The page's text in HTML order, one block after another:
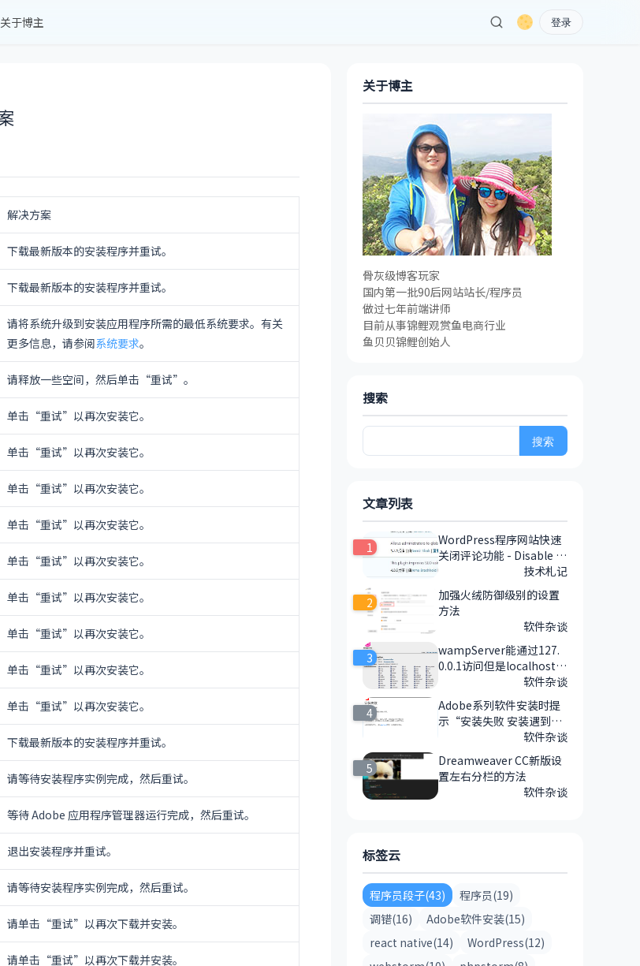
关于博主 登录
解决方案
下载最新版本的安装程序并重试。
下载最新版本的安装程序并重试。
请将系统升级到安装应用程序所需的最低系统要求。有关
更多信息，请参阅系统要求。
请释放一些空间，然后单击“重试”。
单击“重试”以再次安装它。
单击“重试”以再次安装它。
单击“重试”以再次安装它。
单击“重试”以再次安装它。
单击“重试”以再次安装它。
单击“重试”以再次安装它。
单击“重试”以再次安装它。
单击“重试”以再次安装它。
单击“重试”以再次安装它。
下载最新版本的安装程序并重试。
请等待安装程序实例完成，然后重试。
等待 Adobe 应用程序管理器运行完成，然后重试。
退出安装程序并重试。
请等待安装程序实例完成，然后重试。
请单击“重试”以再次下载并安装。
请单击“重试”以再次下载并安装。
关于博主
骨灰级博客玩家
国内第一批90后网站站长/程序员
做过七年前端讲师
目前从事锦鲤观赏鱼电商行业
鱼贝贝锦鲤创始人
搜索
搜
文章列表
1
WordPress程序网站快速
关闭评论功能 - Disable C
技术札记
2
加强火绒防御级别的设置
方法
软件杂谈
3
wampServer能通过127.
0.0.1访问但是localhost打
不开的一种解决方案软件杂谈
4
Adobe系列软件安装时提
示“安装失败 安装遇到错
软件杂谈
5
Dreamweaver CC新版设
置左右分栏的方法
软件杂谈
标签云
程序员段子(43)
程序员(19)
调错(16)
Adobe软件安装(15)
react native(14)
WordPress(12)